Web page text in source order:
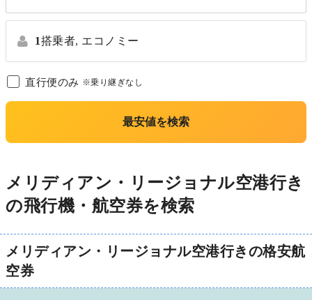
1搭乗者, エコノミー
直行便のみ ※乗り継ぎなし
最安値を検索
メリディアン・リージョナル空港行き
の飛行機・航空券を検索
メリディアン・リージョナル空港行きの格安航
空券